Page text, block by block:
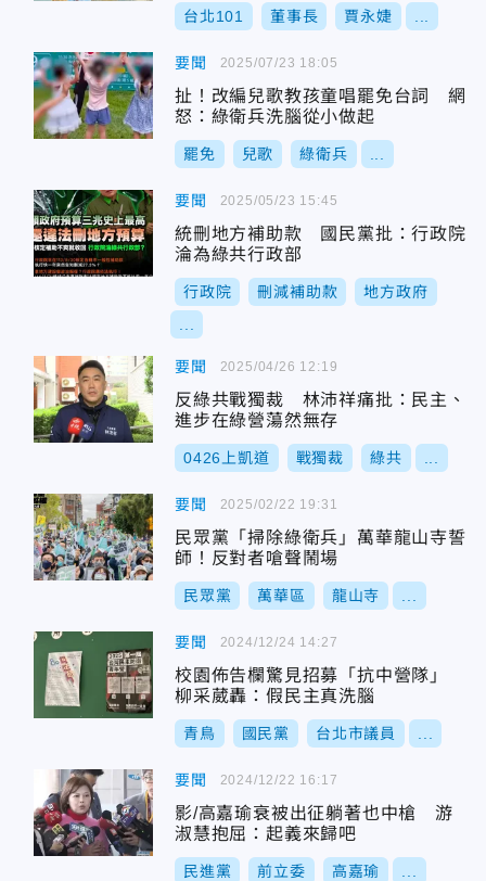
台北101 董事長 賈永婕
要聞
扯！改編兒歌教孩童唱罷免台詞 網
怒：綠衛兵洗腦從小做起
罷免 兒歌 綠衛兵
2025/07/23 18:05
要聞
統刪地方補助款 國民黨批：行政院
淪為綠共行政部
行政院 刪減補助款 地方政府
2025/05/23 15:45
要聞
反綠共戰獨裁 林沛祥痛批：民主、
進步在綠營蕩然無存
0426上凱道 戰獨裁 綠共
2025/04/26 12:19
要聞
民眾黨「掃除綠衛兵」萬華龍山寺誓
師！反對者嗆聲鬧場
民眾黨 萬華區 龍山寺
2025/02/22 19:31
要聞
校園佈告欄驚見招募「抗中營隊」
柳采葳轟：假民主真洗腦
青鳥 國民黨 台北市議員
2024/12/24 14:27
要聞
影/高嘉瑜衰被出征躺著也中槍 游
淑慧抱屈：起義來歸吧
民進黨 前立委 高嘉瑜
2024/12/22 16:17